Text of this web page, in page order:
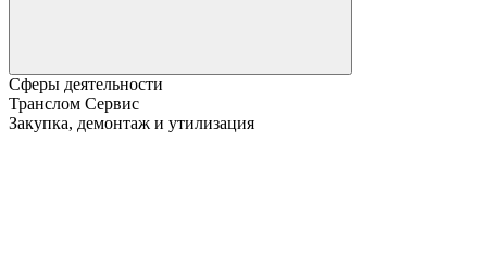
Сферы деятельности
Транслом Сервис
Закупка, демонтаж и утилизация